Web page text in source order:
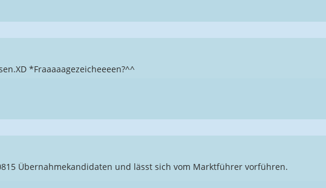
*Fraaaaagezeicheeeen?^^
Übernahmekandidaten und lässt sich vom Marktführer vorführen.